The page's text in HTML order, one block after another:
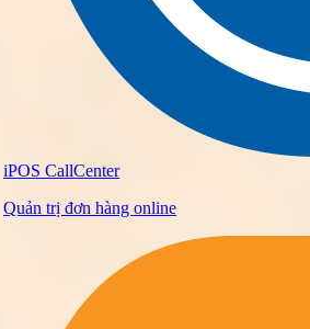
iPOS CallCenter
Quản trị đơn hàng online